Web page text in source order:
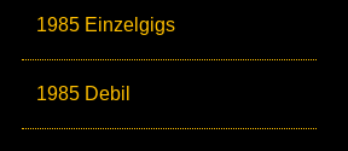
1985 Einzelgigs
1985 Debil